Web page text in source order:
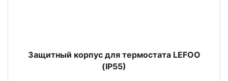
Защитный корпус для термостата LEFOO
(IP55)